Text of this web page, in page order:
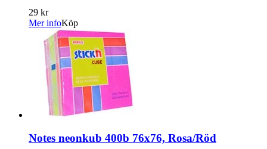
29 kr
Mer infoKöp
Notes neonkub 400b 76x76, Rosa/Röd